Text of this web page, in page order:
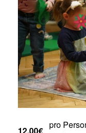
pro